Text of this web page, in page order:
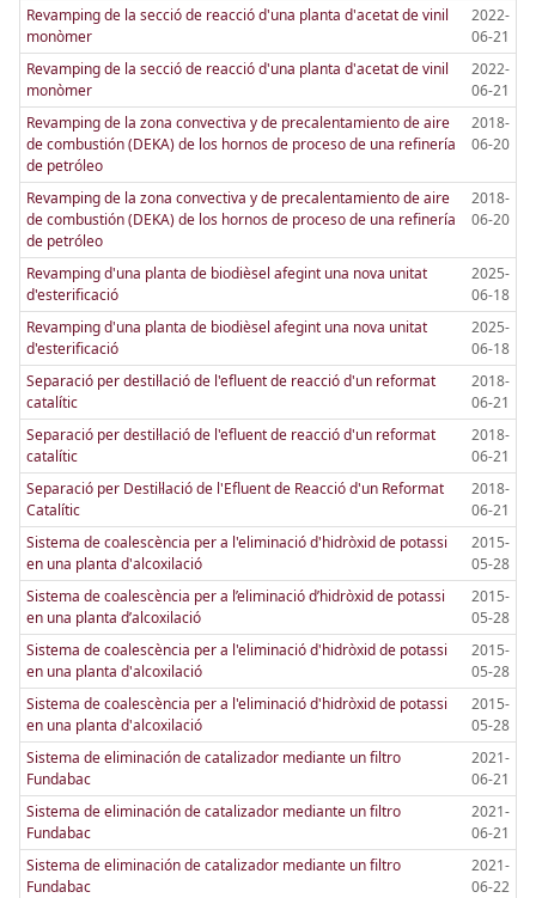
Revamping de la secció de reacció d'una planta d'acetat de vinil
monòmer
2022-
06-21
Revamping de la secció de reacció d'una planta d'acetat de vinil
monòmer
2022-
06-21
Revamping de la zona convectiva y de precalentamiento de aire
de combustión (DEKA) de los hornos de proceso de una refinería
de petróleo
2018-
06-20
Revamping de la zona convectiva y de precalentamiento de aire
de combustión (DEKA) de los hornos de proceso de una refinería
de petróleo
2018-
06-20
Revamping d'una planta de biodièsel afegint una nova unitat
d'esterificació
2025-
06-18
Revamping d'una planta de biodièsel afegint una nova unitat
d'esterificació
2025-
06-18
Separació per destil·lació de l'efluent de reacció d'un reformat
catalític
2018-
06-21
Separació per destil·lació de l'efluent de reacció d'un reformat
catalític
2018-
06-21
Separació per Destil·lació de l'Efluent de Reacció d'un Reformat
Catalític
2018-
06-21
Sistema de coalescència per a l'eliminació d'hidròxid de potassi
en una planta d'alcoxilació
2015-
05-28
Sistema de coalescència per a l’eliminació d’hidròxid de potassi
en una planta d’alcoxilació
2015-
05-28
Sistema de coalescència per a l'eliminació d'hidròxid de potassi
en una planta d'alcoxilació
2015-
05-28
Sistema de coalescència per a l'eliminació d'hidròxid de potassi
en una planta d'alcoxilació
2015-
05-28
Sistema de eliminación de catalizador mediante un filtro
Fundabac
2021-
06-21
Sistema de eliminación de catalizador mediante un filtro
Fundabac
2021-
06-21
Sistema de eliminación de catalizador mediante un filtro
Fundabac
2021-
06-22